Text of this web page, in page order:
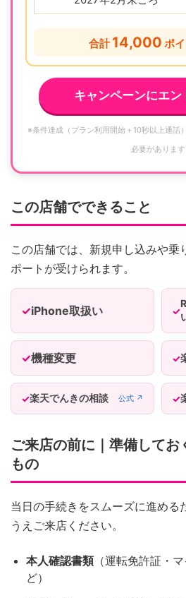
合計14,000 ポ
キャンペーンにエン
※条件達成（プラン利用開始＋10秒以上通話
必要があります
この店舗でできること
この店舗では、新規申し込みや乗
ポートが受けられます。
iPhone取扱い
機種変更
楽天でんきの相談 公式 ↗
ご来店の前に｜準備してお
もの
当日の手続きをスムーズに進める
うえご来店ください。
本人確認書類（運転免許証・
ど）